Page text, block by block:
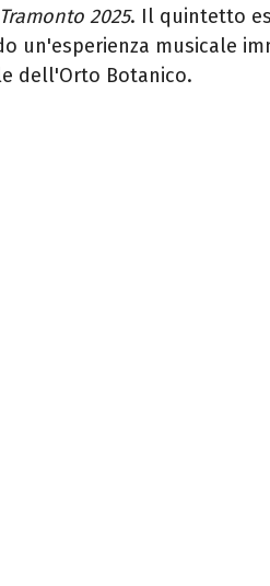
2025. Il quintetto
un'esperienza musicale
dell'Orto Botanico.